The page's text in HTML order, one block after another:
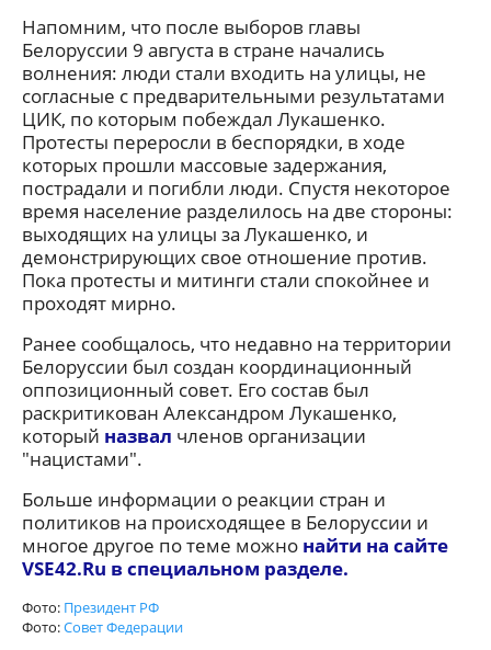
Напомним, что после выборов главы
Белоруссии 9 августа в стране начались
волнения: люди стали входить на улицы, не
согласные с предварительными результатами
ЦИК, по которым побеждал Лукашенко.
Протесты переросли в беспорядки, в ходе
которых прошли массовые задержания,
пострадали и погибли люди. Спустя некоторое
время население разделилось на две стороны:
выходящих на улицы за Лукашенко, и
демонстрирующих свое отношение против.
Пока протесты и митинги стали спокойнее и
проходят мирно.
Ранее сообщалось, что недавно на территории
Белоруссии был создан координационный
оппозиционный совет. Его состав был
раскритикован Александром Лукашенко,
который назвал членов организации
"нацистами".
Больше информации о реакции стран и
политиков на происходящее в Белоруссии и
многое другое по теме можно найти на сайте
VSE42.Ru в специальном разделе.
Фото: Президент РФ
Фото:Совет Федерации